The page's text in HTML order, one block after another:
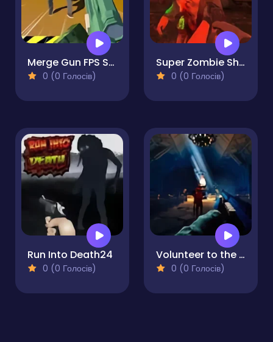
Merge Gun FPS Shooting Zombie
0 (0 Голосів)
Super Zombie Shooter
0 (0 Голосів)
Run Into Death24
0 (0 Голосів)
Volunteer to the Darkness
0 (0 Голосів)